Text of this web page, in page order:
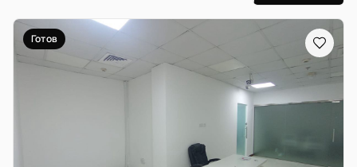
Готов